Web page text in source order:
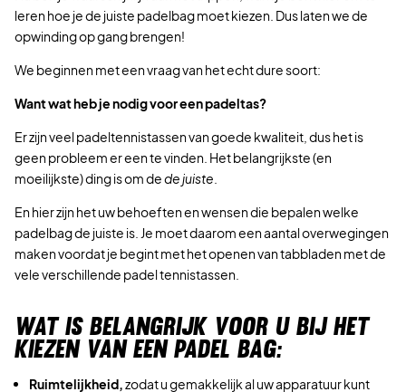
leren hoe je de juiste padelbag moet kiezen. Dus laten we de
opwinding op gang brengen!
We beginnen met een vraag van het echt dure soort:
Want wat heb je nodig voor een padeltas?
Er zijn veel padeltennistassen van goede kwaliteit, dus het is
geen probleem er een te vinden. Het belangrijkste (en
moeilijkste) ding is om dede juiste
En hier zijn het uw behoeften en wensen die bepalen welke
padelbag de juiste is. Je moet daarom een aantal overwegingen
maken voordat je begint met het openen van tabbladen met de
vele verschillende padel tennistassen.
WAT IS BELANGRIJK VOOR U BIJ HET
KIEZEN VAN EEN PADEL BAG:
Ruimtelijkheid,zodat u gemakkelijk al uw apparatuur kunt